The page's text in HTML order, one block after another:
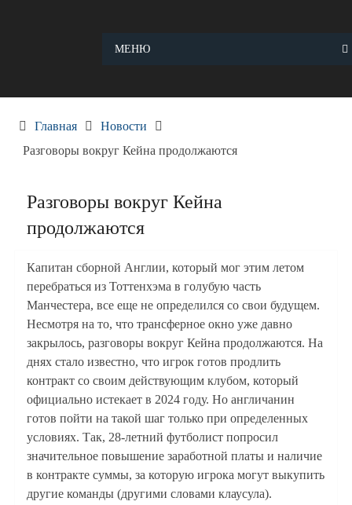
МЕНЮ
Главная
Новости
Разговоры вокруг Кейна продолжаются
Разговоры вокруг Кейна
продолжаются
Капитан сборной Англии, который мог этим летом
перебраться из Тоттенхэма в голубую часть
Манчестера, все еще не определился со свои будущем.
Несмотря на то, что трансферное окно уже давно
закрылось, разговоры вокруг Кейна продолжаются. На
днях стало известно, что игрок готов продлить
контракт со своим действующим клубом, который
официально истекает в 2024 году. Но англичанин
готов пойти на такой шаг только при определенных
условиях. Так, 28-летний футболист попросил
значительное повышение заработной платы и наличие
в контракте суммы, за которую игрока могут выкупить
другие команды (другими словами клаусула).